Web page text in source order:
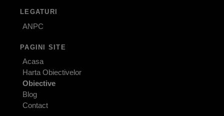
LEGATURI
ANPC
PAGINI SITE
Acasa
Harta Obiectivelor
Obiective
Blog
Contact